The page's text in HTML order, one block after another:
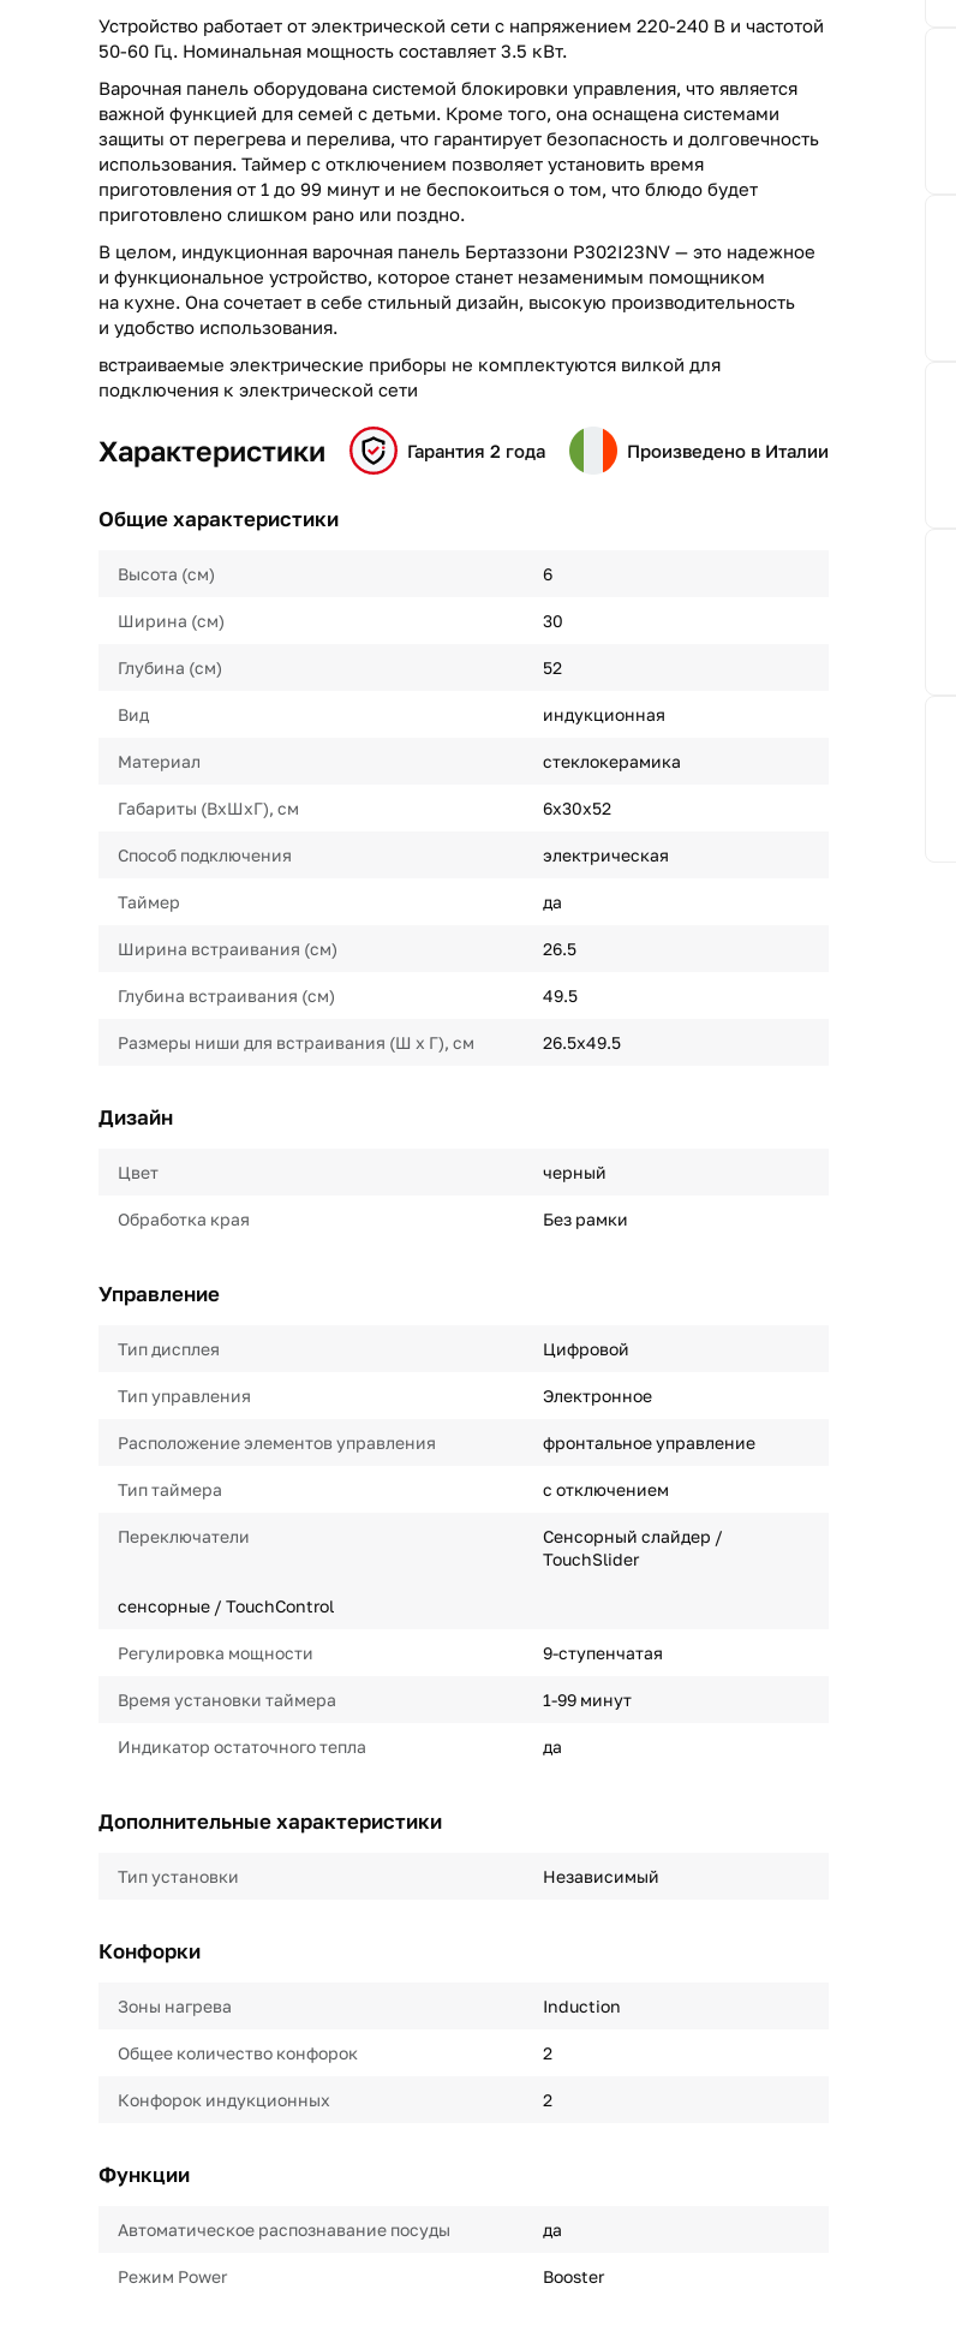
Устройство работает от электрической сети с напряжением 220-240 В и частотой
50-60 Гц. Номинальная мощность составляет 3.5 кВт.
Варочная панель оборудована системой блокировки управления, что является
важной функцией для семей с детьми. Кроме того, она оснащена системами
защиты от перегрева и перелива, что гарантирует безопасность и долговечность
использования. Таймер с отключением позволяет установить время
приготовления от 1 до 99 минут и не беспокоиться о том, что блюдо будет
приготовлено слишком рано или поздно.
В целом, индукционная варочная панель Бертаззони P302I23NV — это надежное
и функциональное устройство, которое станет незаменимым помощником
на кухне. Она сочетает в себе стильный дизайн, высокую производительность
и удобство использования.
встраиваемые электрические приборы не комплектуются вилкой для
подключения к электрической сети
Характеристики Гарантия 2 года Произведено в Италии
Общие характеристики
Высота (см) 6
Ширина (см) 30
Глубина (см) 52
Вид индукционная
Материал стеклокерамика
Габариты (ВхШхГ), см 6х30х52
Способ подключения электрическая
Таймер да
Ширина встраивания (см) 26.5
Глубина встраивания (см) 49.5
Размеры ниши для встраивания (Ш х Г), см 26.5х49.5
Дизайн
Цвет черный
Обработка края Без рамки
Управление
Тип дисплея Цифровой
Тип управления Электронное
Расположение элементов управления фронтальное управление
Тип таймера с отключением
Переключатели
Сенсорный слайдер /
TouchSlider
сенсорные / TouchControl
Регулировка мощности 9-ступенчатая
Время установки таймера 1-99 минут
Индикатор остаточного тепла да
Дополнительные характеристики
Тип установки Независимый
Конфорки
Зоны нагрева Induction
Общее количество конфорок 2
Конфорок индукционных 2
Функции
Автоматическое распознавание посуды да
Режим Power Booster